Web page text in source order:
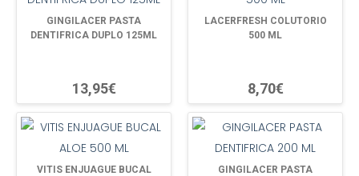
GINGILACER PASTA
DENTIFRICA DUPLO 125ML
13,95€
LACERFRESH COLUTORIO
500 ML
8,70€
VITIS ENJUAGUE BUCAL
GINGILACER PASTA